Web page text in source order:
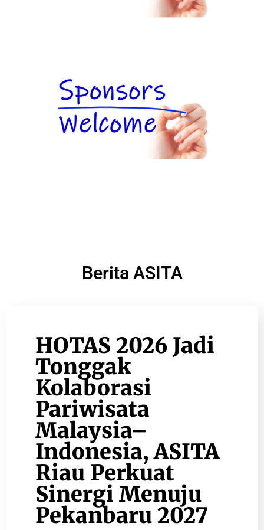
Berita ASITA
HOTAS 2026 Jadi
Tonggak
Kolaborasi
Pariwisata
Malaysia–
Indonesia, ASITA
Riau Perkuat
Sinergi Menuju
Pekanbaru 2027